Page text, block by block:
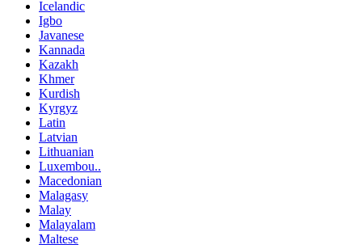
Icelandic
Igbo
Javanese
Kannada
Kazakh
Khmer
Kurdish
Kyrgyz
Latin
Latvian
Lithuanian
Luxembou..
Macedonian
Malagasy
Malay
Malayalam
Maltese